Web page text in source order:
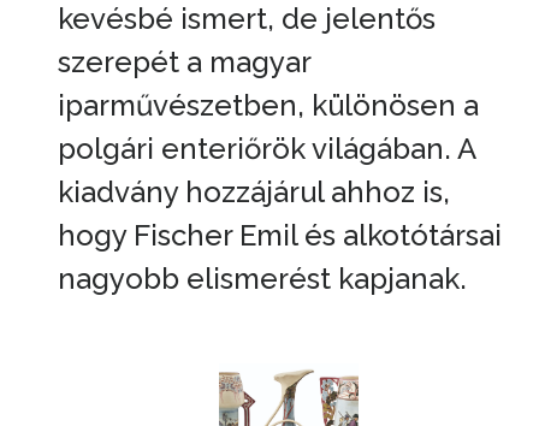
kevésbé ismert, de jelentős
szerepét a magyar
iparművészetben, különösen a
polgári enteriőrök világában. A
kiadvány hozzájárul ahhoz is,
hogy Fischer Emil és alkotótársai
nagyobb elismerést kapjanak.